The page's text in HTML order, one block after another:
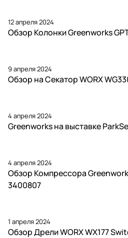
12 апреля 2024
Обзор Колонки Greenworks
9 апреля 2024
Обзор на Секатор WORX
4 апреля 2024
Greenworks на выставке
4 апреля 2024
Обзор Компрессора
3400807
1 апреля 2024
Обзор Дрели WORX WX177